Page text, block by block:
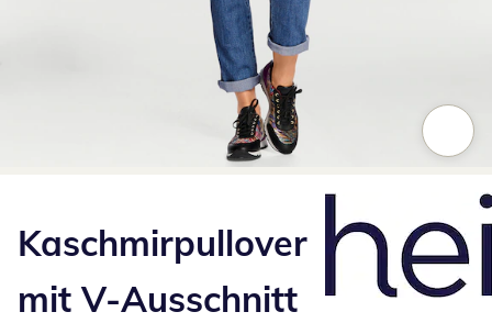
Kaschmirpullover
mit V-Ausschnitt